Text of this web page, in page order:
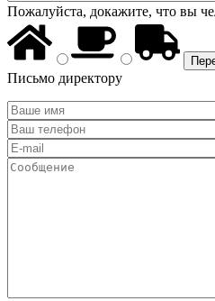
Пожалуйста, докажите, что вы
Письмо директору